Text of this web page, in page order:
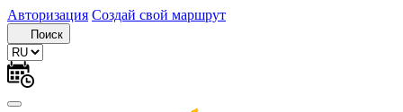
Авторизация Создай свой маршрут
Поиск